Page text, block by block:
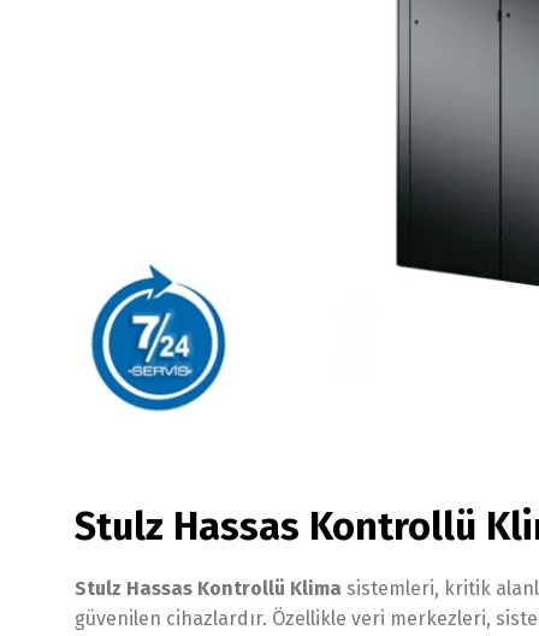
Stulz Hassas Kontrollü
Stulz Hassas Kontrollü Klima sistemleri, kritik
güvenilen cihazlardır. Özellikle veri merkezleri,